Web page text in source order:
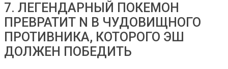
7. ЛЕГЕНДАРНЫЙ ПОКЕМОН
ПРЕВРАТИТ N В ЧУДОВИЩНОГО
ПРОТИВНИКА, КОТОРОГО ЭШ
ДОЛЖЕН ПОБЕДИТЬ